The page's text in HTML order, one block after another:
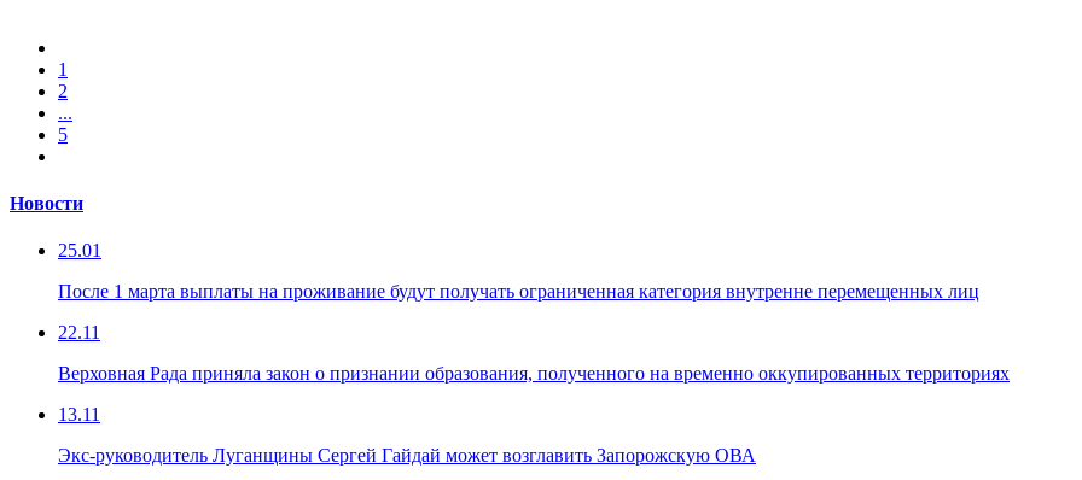
1
2
...
5
Новости
25.01
После 1 марта выплаты на проживание будут получать ограниченная категория внутренне перемещенных лиц
22.11
Верховная Рада приняла закон о признании образования, полученного на временно оккупированных территориях
13.11
Экс-руководитель Луганщины Сергей Гайдай может возглавить Запорожскую ОВА